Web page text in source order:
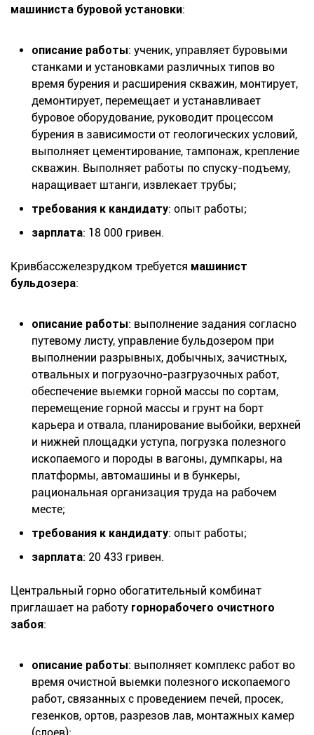
машиниста буровой установки:
описание работы: ученик, управляет буровыми
станками и установками различных типов во
время бурения и расширения скважин, монтирует,
демонтирует, перемещает и устанавливает
буровое оборудование, руководит процессом
бурения в зависимости от геологических условий,
выполняет цементирование, тампонаж, крепление
скважин. Выполняет работы по спуску-подъему,
наращивает штанги, извлекает трубы;
требования к кандидату: опыт работы;
зарплата: 18 000 гривен.
Кривбассжелезрудком требуется машинист
бульдозера:
описание работы: выполнение задания согласно
путевому листу, управление бульдозером при
выполнении разрывных, добычных, зачистных,
отвальных и погрузочно-разгрузочных работ,
обеспечение выемки горной массы по сортам,
перемещение горной массы и грунт на борт
карьера и отвала, планирование выбойки, верхней
и нижней площадки уступа, погрузка полезного
ископаемого и породы в вагоны, думпкары, на
платформы, автомашины и в бункеры,
рациональная организация труда на рабочем
месте;
требования к кандидату: опыт работы;
зарплата: 20 433 гривен.
Центральный горно обогатительный комбинат
приглашает на работу горнорабочего очистного
забоя:
описание работы: выполняет комплекс работ во
время очистной выемки полезного ископаемого
работ, связанных с проведением печей, просек,
гезенков, ортов, разрезов лав, монтажных камер